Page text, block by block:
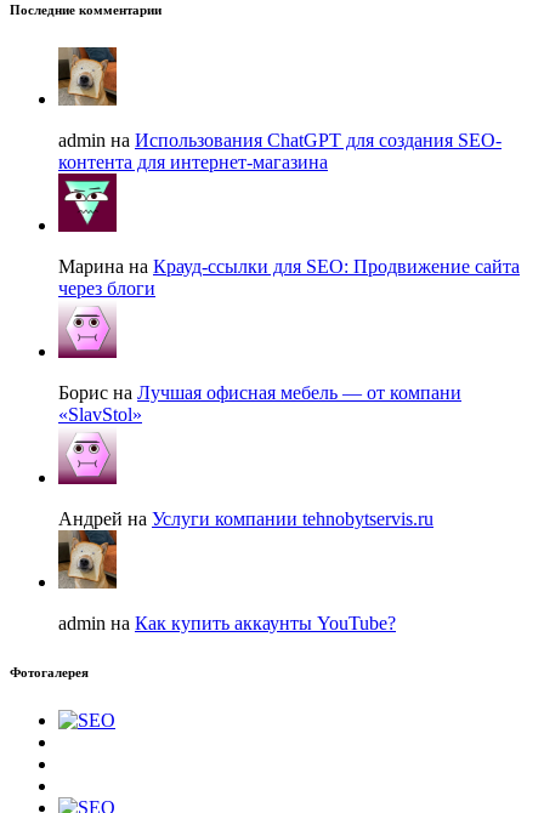
Последние комментарии
admin на Использования ChatGPT для создания SEO-
контента для интернет-магазина
Марина на Крауд-ссылки для SEO: Продвижение сайта
через блоги
Борис на Лучшая офисная мебель — от компани
«SlavStol»
Андрей на Услуги компании tehnobytservis.ru
admin на Как купить аккаунты YouTube?
Фотогалерея